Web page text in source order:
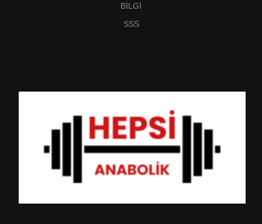
BİLGİ
SSS